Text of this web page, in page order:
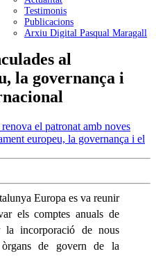
Testimonis
Publicacions
Arxiu Digital Pasqual Maragall
al
la governança i
Europa es va reunir
els comptes anuals de
la incorporació de nous
de govern de la